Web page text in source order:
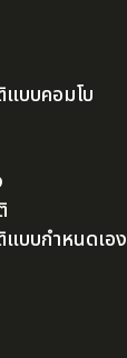
บบคอมโบ
บบกำหนดเอง